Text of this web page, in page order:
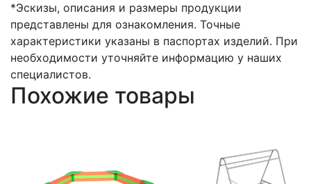
*Эскизы, описания и размеры продукции
представлены для ознакомления. Точные
характеристики указаны в паспортах изделий. При
необходимости уточняйте информацию у наших
специалистов.
Похожие товары